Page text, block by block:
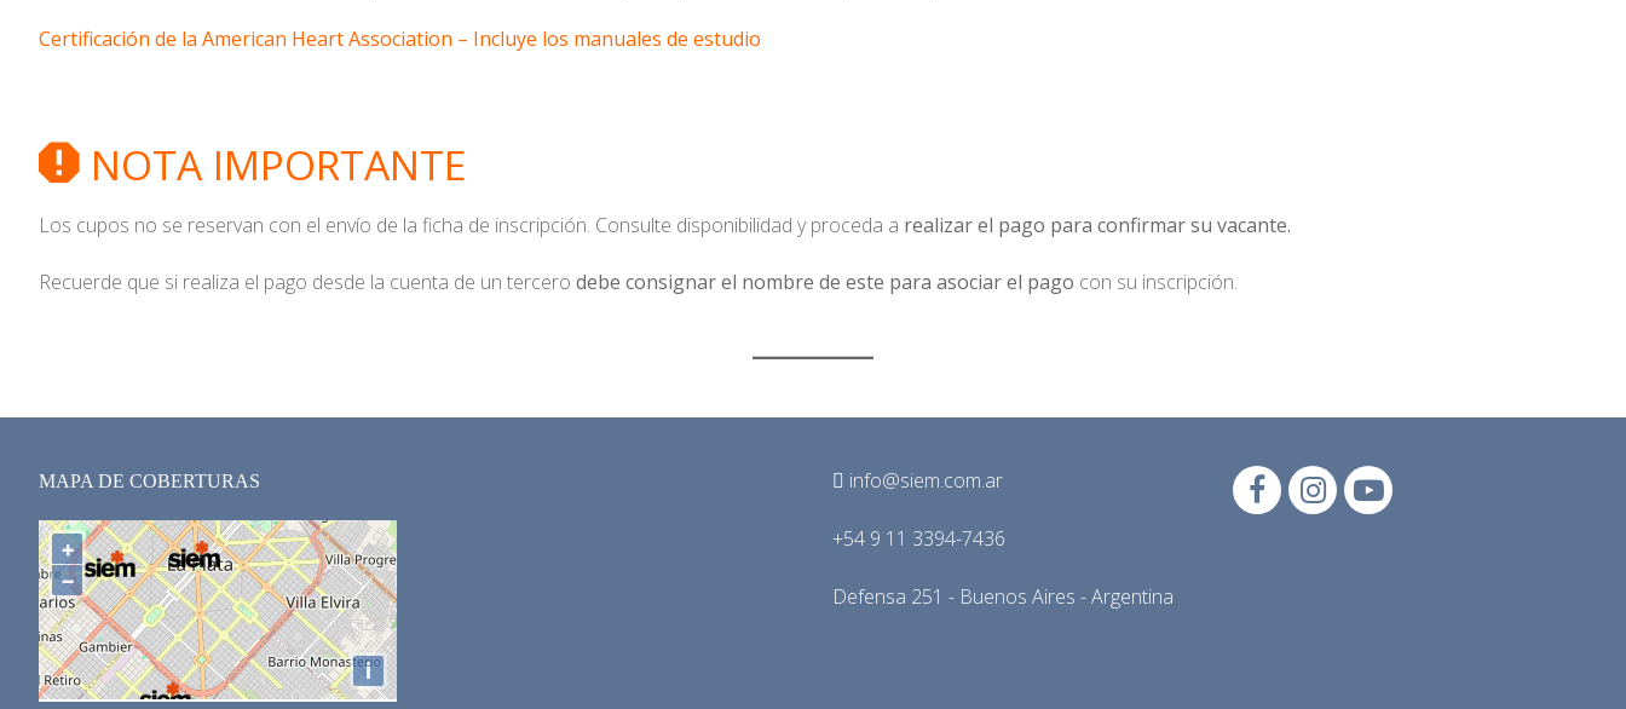
Certificación de la American Heart Association – Incluye los manuales de estudio
NOTA IMPORTANTE
Los cupos no se reservan con el envío de la ficha de inscripción. Consulte disponibilidad y proceda a realizar el pago para confirmar su vacante.
Recuerde que si realiza el pago desde la cuenta de un tercero debe consignar el nombre de este para asociar el pago con su inscripción.
MAPA DE COBERTURAS info@siem.com.ar
+54 9 11 3394-7436
Defensa 251 - Buenos Aires - Argentina